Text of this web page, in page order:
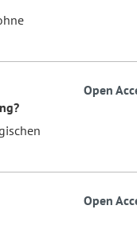
Open
Open